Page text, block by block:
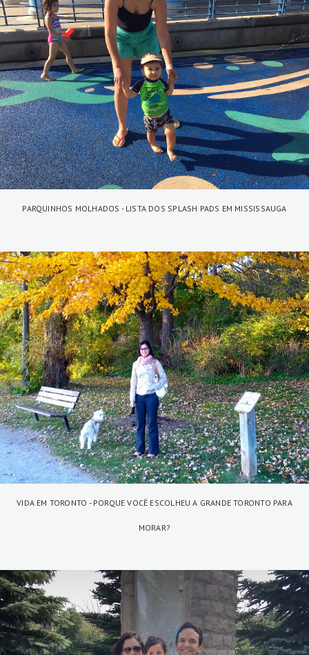
PARQUINHOS MOLHADOS - LISTA DOS SPLASH PADS EM MISSISSAUGA
VIDA EM TORONTO - PORQUE VOCÊ ESCOLHEU A GRANDE TORONTO PARA
MORAR?